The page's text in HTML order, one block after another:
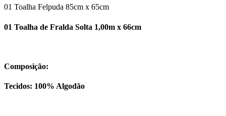
01 Toalha Felpuda 85cm x 65cm
01 Toalha de Fralda Solta 1,00m x 66cm
Composição:
Tecidos: 100% Algodão